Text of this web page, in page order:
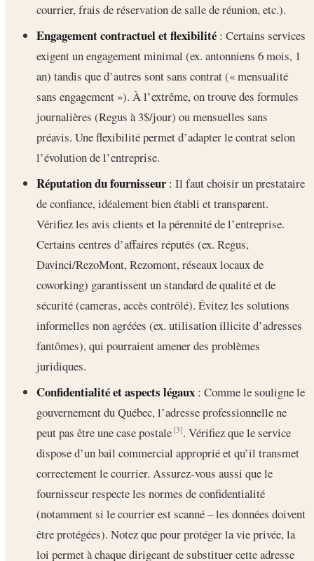
courrier, frais de réservation de salle de réunion, etc.).
Engagement contractuel et flexibilité : Certains services
exigent un engagement minimal (ex. antonniens 6 mois, 1
an) tandis que d’autres sont sans contrat (« mensualité
sans engagement »). À l’extrême, on trouve des formules
journalières (Regus à 3$/jour) ou mensuelles sans
préavis. Une flexibilité permet d’adapter le contrat selon
l’évolution de l’entreprise.
Réputation du fournisseur: Il faut choisir un prestataire
de confiance, idéalement bien établi et transparent.
Vérifiez les avis clients et la pérennité de l’entreprise.
Certains centres d’affaires réputés (ex. Regus,
Davinci/RezoMont, Rezomont, réseaux locaux de
coworking) garantissent un standard de qualité et de
sécurité (cameras, accès contrôlé). Évitez les solutions
informelles non agréées (ex. utilisation illicite d’adresses
fantômes), qui pourraient amener des problèmes
juridiques.
Confidentialité et aspects légaux : Comme le souligne le
gouvernement du Québec, l’adresse professionnelle ne
peut pas être une case postale[3]. Vérifiez que le service
dispose d’un bail commercial approprié et qu’il transmet
correctement le courrier. Assurez-vous aussi que le
fournisseur respecte les normes de confidentialité
(notamment si le courrier est scanné – les données doivent
être protégées). Notez que pour protéger la vie privée, la
loi permet à chaque dirigeant de substituer cette adresse